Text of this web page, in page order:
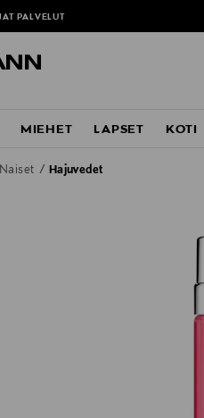
PALVELUT
MIEHET LAPSET KOTI
Naiset Hajuvedet